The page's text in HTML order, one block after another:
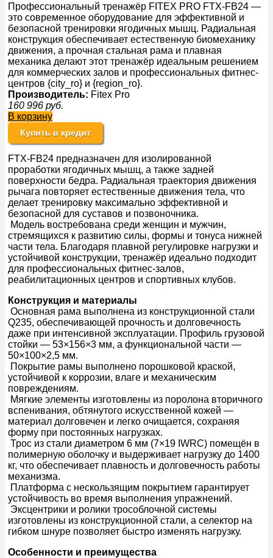
Профессиональный тренажёр FITEX PRO FTX-FB24 —
это современное оборудование для эффективной и
безопасной тренировки ягодичных мышц. Радиальная
конструкция обеспечивает естественную биомеханику
движения, а прочная стальная рама и плавная
механика делают этот тренажёр идеальным решением
для коммерческих залов и профессиональных фитнес-
центров {city_ro} и {region_ro}.
Производитель: Fitex Pro
160 996 руб.
В корзину
Купить в кредит
FTX-FB24 предназначен для изолированной
проработки ягодичных мышц, а также задней
поверхности бедра. Радиальная траектория движения
рычага повторяет естественные движения тела, что
делает тренировку максимально эффективной и
безопасной для суставов и позвоночника.
Модель востребована среди женщин и мужчин,
стремящихся к развитию силы, формы и тонуса нижней
части тела. Благодаря плавной регулировке нагрузки и
устойчивой конструкции, тренажёр идеально подходит
для профессиональных фитнес-залов,
реабилитационных центров и спортивных клубов.
Конструкция и материалы
Основная рама выполнена из конструкционной стали
Q235, обеспечивающей прочность и долговечность
даже при интенсивной эксплуатации. Профиль грузовой
стойки — 53×156×3 мм, а функциональной части —
50×100×2,5 мм.
Покрытие рамы выполнено порошковой краской,
устойчивой к коррозии, влаге и механическим
повреждениям.
Мягкие элементы изготовлены из поролона вторичного
вспенивания, обтянутого искусственной кожей —
материал долговечен и легко очищается, сохраняя
форму при постоянных нагрузках.
Трос из стали диаметром 6 мм (7×19 IWRC) помещён в
полимерную оболочку и выдерживает нагрузку до 1400
кг, что обеспечивает плавность и долговечность работы
механизма.
Платформа с нескользящим покрытием гарантирует
устойчивость во время выполнения упражнений.
Эксцентрики и ролики трособлочной системы
изготовлены из конструкционной стали, а селектор на
гибком шнуре позволяет быстро изменять нагрузку.
Особенности и преимущества